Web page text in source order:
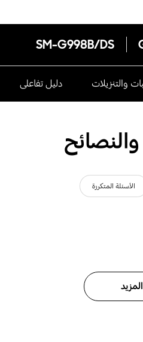
SM-G998B/DS
والتنزيلات دليل تفاعلى
الأسئلة المتكررة